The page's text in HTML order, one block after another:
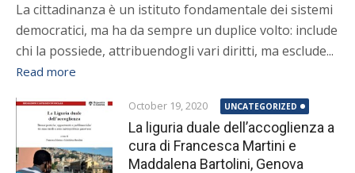
La cittadinanza è un istituto fondamentale dei sistemi
democratici, ma ha da sempre un duplice volto: include
chi la possiede, attribuendogli vari diritti, ma esclude...
Read more
October 19, 2020 UNCATEGORIZED
La liguria duale dell’accoglienza a
cura di Francesca Martini e
Maddalena Bartolini, Genova